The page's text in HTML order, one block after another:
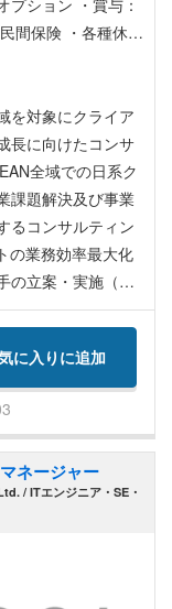
プション ・賞与：
間保険 ・各種休暇
を対象にクライア
長に向けたコンサ
課題解決及び事業
るコンサルティン
の業務効率最大化
の立案・実施（PD
業務を実現する業
ジの型化推進 • 社
価値最大化に向
計画を高次にバラ
立案と推進
に入りに追加
ネージャー
/ ITエンジニア・SE・